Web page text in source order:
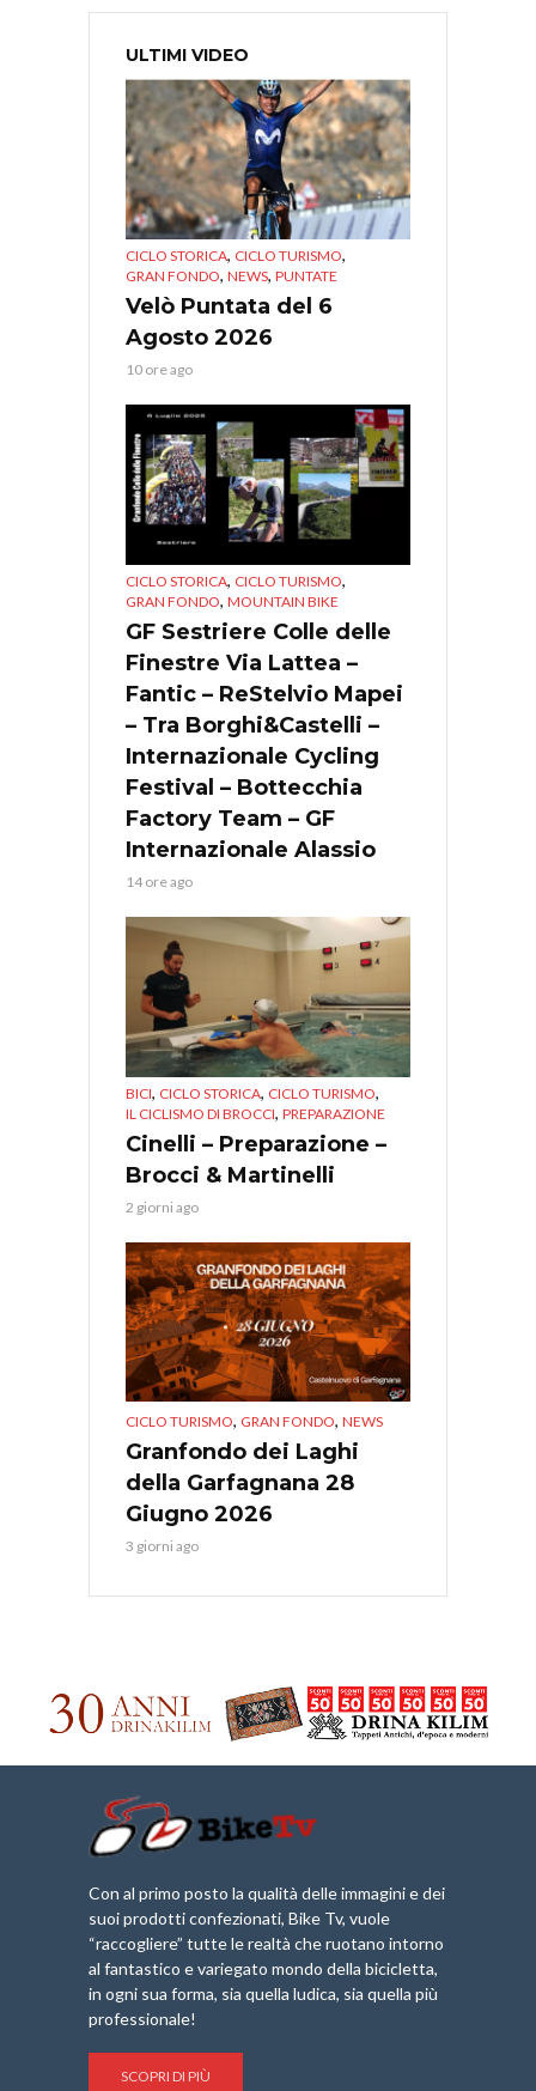
ULTIMI VIDEO
CICLO STORICA, CICLO TURISMO,
GRAN FONDO, NEWS, PUNTATE
Velò Puntata del 6
Agosto 2026
10 ore ago
CICLO STORICA, CICLO TURISMO,
GRAN FONDO, MOUNTAIN BIKE
GF Sestriere Colle delle
Finestre Via Lattea –
Fantic – ReStelvio Mapei
– Tra Borghi&Castelli –
Internazionale Cycling
Festival – Bottecchia
Factory Team – GF
Internazionale Alassio
14 ore ago
BICI, CICLO STORICA, CICLO TURISMO,
IL CICLISMO DI BROCCI, PREPARAZIONE
Cinelli – Preparazione –
Brocci & Martinelli
2 giorni ago
CICLO TURISMO, GRAN FONDO, NEWS
Granfondo dei Laghi
della Garfagnana 28
Giugno 2026
3 giorni ago
Con al primo posto la qualità delle immagini e dei
suoi prodotti confezionati, Bike Tv, vuole
“raccogliere” tutte le realtà che ruotano intorno
al fantastico e variegato mondo della bicicletta,
in ogni sua forma, sia quella ludica, sia quella più
professionale!
SCOPRI DI PIÙ